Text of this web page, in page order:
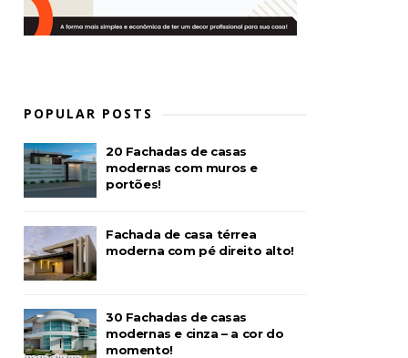
POPULAR POSTS
20 Fachadas de casas
modernas com muros e
portões!
Fachada de casa térrea
moderna com pé direito alto!
30 Fachadas de casas
modernas e cinza – a cor do
momento!